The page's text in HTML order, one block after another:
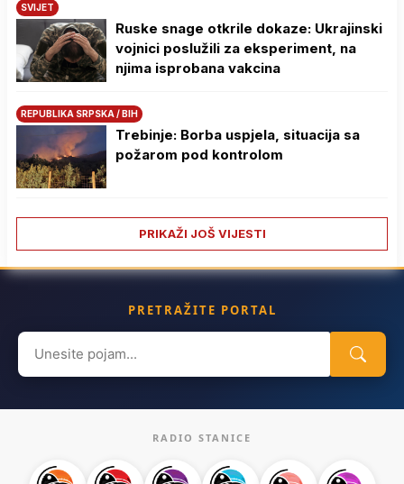
SVIJET
Ruske snage otkrile dokaze: Ukrajinski
vojnici poslužili za eksperiment, na
njima isprobana vakcina
REPUBLIKA SRPSKA / BIH
Trebinje: Borba uspjela, situacija sa
požarom pod kontrolom
PRIKAŽI JOŠ VIJESTI
PRETRAŽITE PORTAL
Search
for:
RADIO STANICE